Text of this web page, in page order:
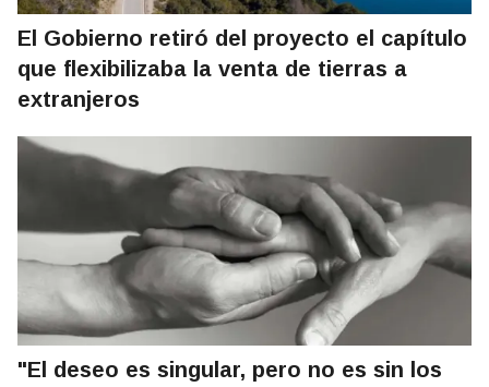
El Gobierno retiró del proyecto el capítulo
que flexibilizaba la venta de tierras a
extranjeros
"El deseo es singular, pero no es sin los